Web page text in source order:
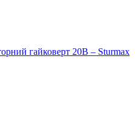
гайковерт 20В – Sturmax